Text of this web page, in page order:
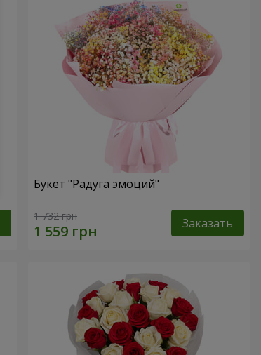
Букет "Радуга эмоций"
1 732 грн Заказать